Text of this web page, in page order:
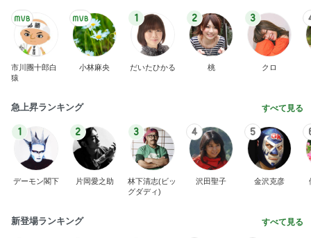
市川團十郎白
猿
小林麻央
1
だいたひかる
2
桃
3
クロ
急上昇ランキング すべて見る
1
デーモン閣下
2
片岡愛之助
3
林下清志(ビッ
グダディ)
4
沢田聖子
5
金沢克彦
新登場ランキング すべて見る